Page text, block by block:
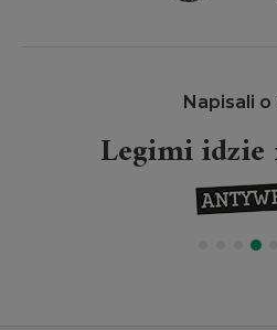
Napisali o
Legimi idzie